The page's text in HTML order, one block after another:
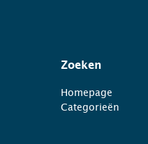
Zoeken
Homepage
Categorieën